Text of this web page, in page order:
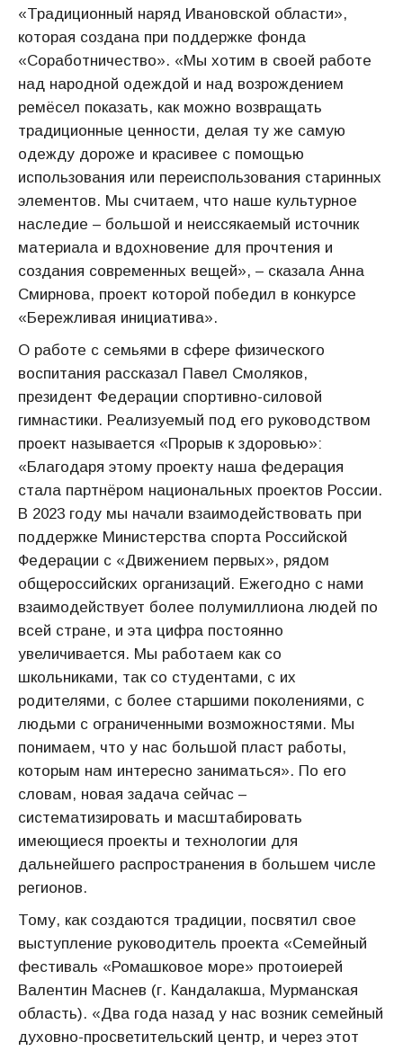
«Традиционный наряд Ивановской области»,
которая создана при поддержке фонда
«Соработничество». «Мы хотим в своей работе
над народной одеждой и над возрождением
ремёсел показать, как можно возвращать
традиционные ценности, делая ту же самую
одежду дороже и красивее с помощью
использования или переиспользования старинных
элементов. Мы считаем, что наше культурное
наследие – большой и неиссякаемый источник
материала и вдохновение для прочтения и
создания современных вещей», – сказала Анна
Смирнова, проект которой победил в конкурсе
«Бережливая инициатива».
О работе с семьями в сфере физического
воспитания рассказал Павел Смоляков,
президент Федерации спортивно-силовой
гимнастики. Реализуемый под его руководством
проект называется «Прорыв к здоровью»:
«Благодаря этому проекту наша федерация
стала партнёром национальных проектов России.
В 2023 году мы начали взаимодействовать при
поддержке Министерства спорта Российской
Федерации с «Движением первых», рядом
общероссийских организаций. Ежегодно с нами
взаимодействует более полумиллиона людей по
всей стране, и эта цифра постоянно
увеличивается. Мы работаем как со
школьниками, так со студентами, с их
родителями, с более старшими поколениями, с
людьми с ограниченными возможностями. Мы
понимаем, что у нас большой пласт работы,
которым нам интересно заниматься». По его
словам, новая задача сейчас –
систематизировать и масштабировать
имеющиеся проекты и технологии для
дальнейшего распространения в большем числе
регионов.
Тому, как создаются традиции, посвятил свое
выступление руководитель проекта «Семейный
фестиваль «Ромашковое море» протоиерей
Валентин Маснев (г. Кандалакша, Мурманская
область). «Два года назад у нас возник семейный
духовно-просветительский центр, и через этот